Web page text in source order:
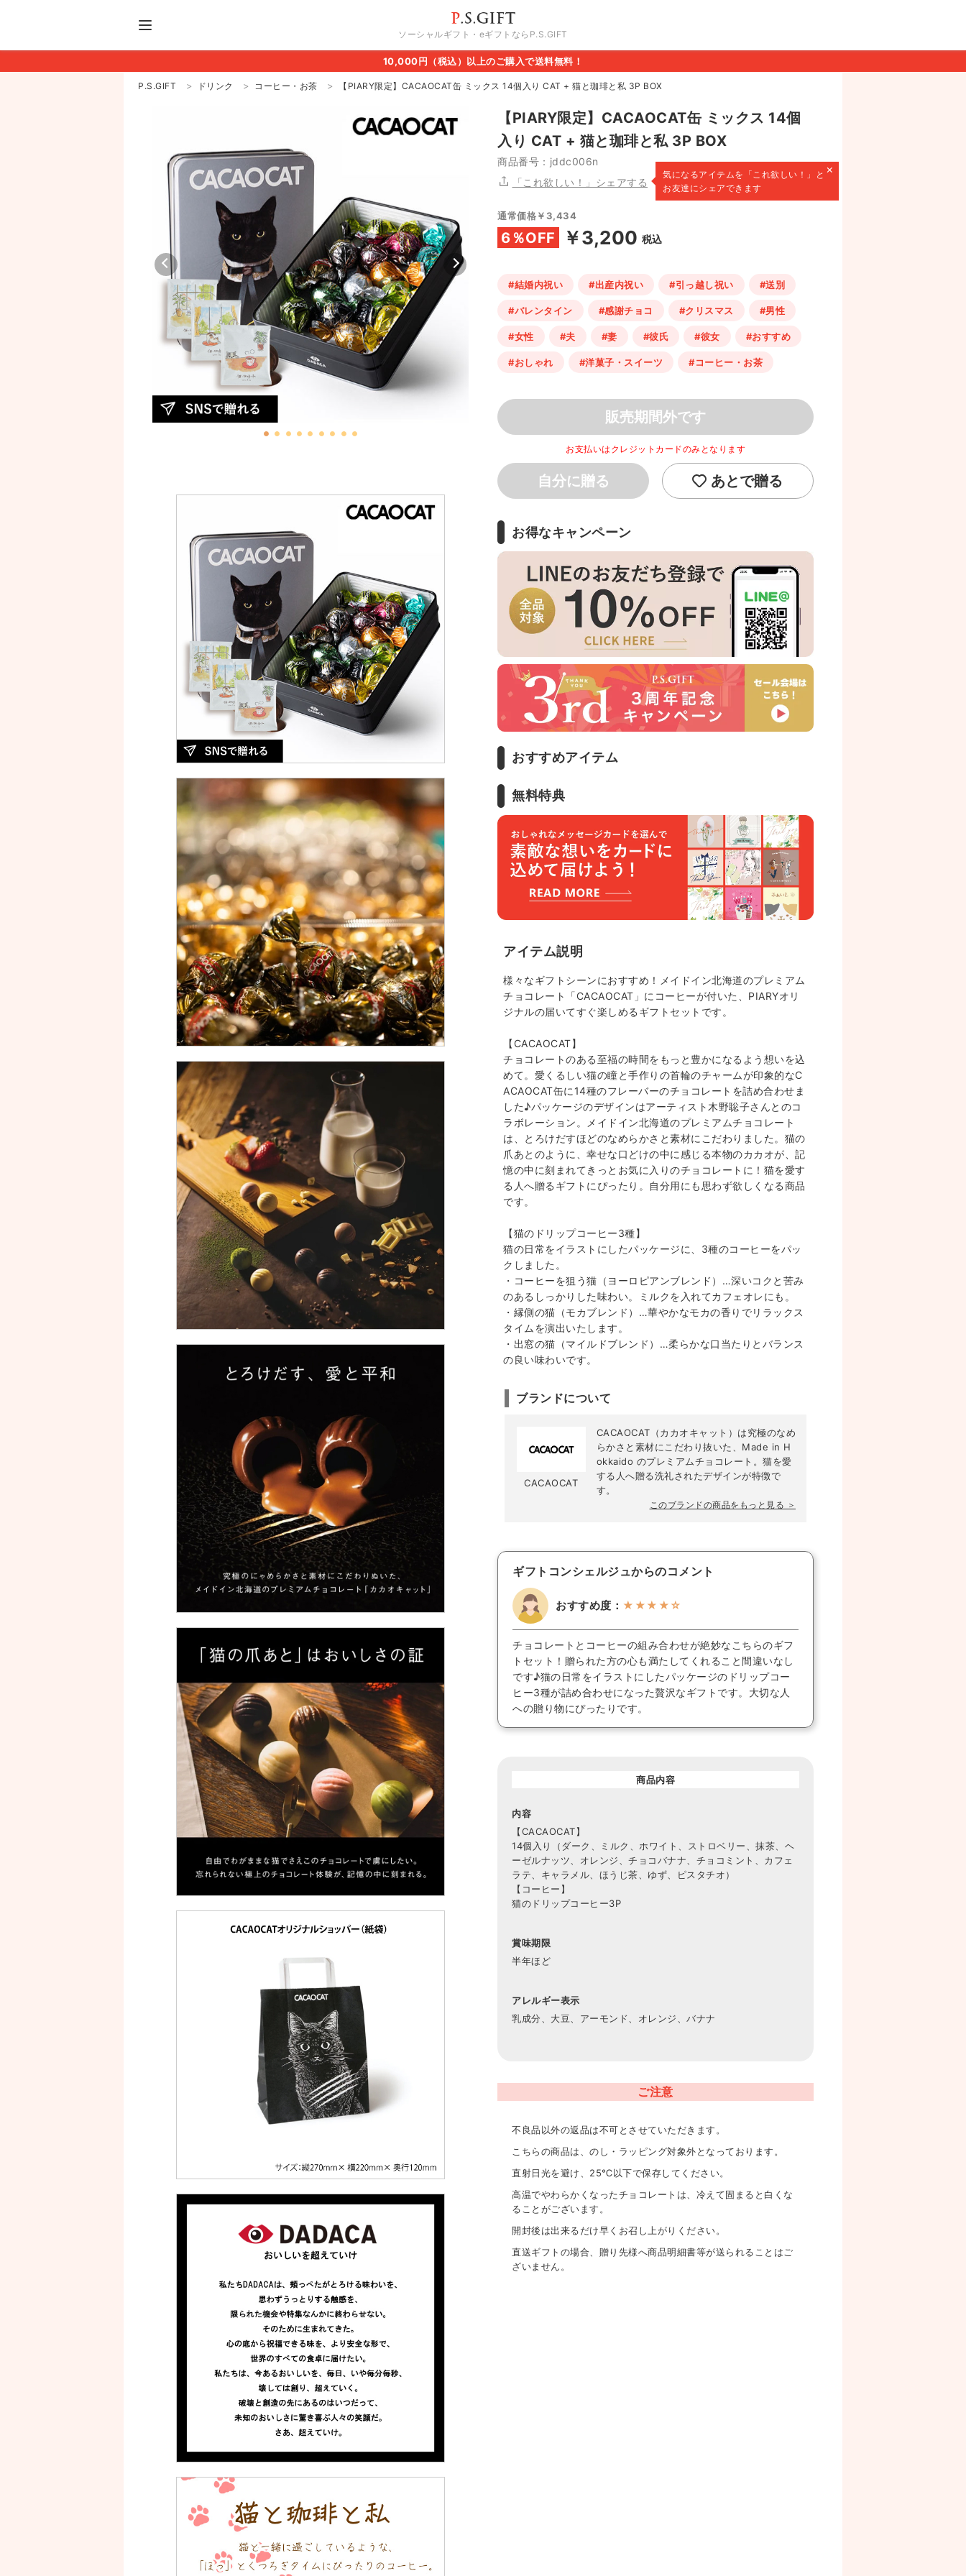
ソーシャルギフト・eギフトならP.S.GIFT
10,000円（税込）以上のご購入で送料無料！
P.S.GIFT ドリンク コーヒー・お茶 【PIARY限定】CACAOCAT缶 ミックス 14個入り CAT + 猫と珈琲と私 3P BOX
【PIARY限定】CACAOCAT缶 ミックス 14個
入り CAT + 猫と珈琲と私 3P BOX
商品番号：jddc006n ×
気になるアイテムを 「これ欲しい！」と
お友達にシェアできます
「これ欲しい！」シェアする
通常価格￥3,434
6％OFF ￥3,200 税込
#結婚内祝い #出産内祝い #引っ越し祝い #送別
#バレンタイン #感謝チョコ #クリスマス #男性
#女性 #夫 #妻 #彼氏 #彼女 #おすすめ
#おしゃれ #洋菓子・スイーツ #コーヒー・お茶
販売期間外です
お支払いはクレジットカードのみとなります
自分に贈る あとで贈る
お得なキャンペーン
おすすめアイテム
無料特典
アイテム説明
様々なギフトシーンにおすすめ！メイドイン北海道のプレミアム
チョコレート「CACAOCAT」にコーヒーが付いた、PIARYオリ
ジナルの届いてすぐ楽しめるギフトセットです。
【CACAOCAT】
チョコレートのある至福の時間をもっと豊かになるよう想いを込
めて。愛くるしい猫の瞳と手作りの首輪のチャームが印象的なC
ACAOCAT缶に14種のフレーバーのチョコレートを詰め合わせま
した♪パッケージのデザインはアーティスト木野聡子さんとのコ
ラボレーション。メイドイン北海道のプレミアムチョコレート
は、とろけだすほどのなめらかさと素材にこだわりました。猫の
爪あとのように、幸せな口どけの中に感じる本物のカカオが、記
憶の中に刻まれてきっとお気に入りのチョコレートに！猫を愛す
る人へ贈るギフトにぴったり。自分用にも思わず欲しくなる商品
です。
【猫のドリップコーヒー3種】
猫の日常をイラストにしたパッケージに、3種のコーヒーをパッ
クしました。
・コーヒーを狙う猫（ヨーロピアンブレンド）…深いコクと苦み
のあるしっかりした味わい。ミルクを入れてカフェオレにも。
・縁側の猫（モカブレンド）…華やかなモカの香りでリラックス
タイムを演出いたします。
・出窓の猫（マイルドブレンド）…柔らかな口当たりとバランス
の良い味わいです。
ブランドについて
CACAOCAT
CACAOCAT（カカオキャット）は究極のなめ
らかさと素材にこだわり抜いた、Made in H
okkaido のプレミアムチョコレート。猫を愛
する人へ贈る洗礼されたデザインが特徴で
す。
このブランドの商品をもっと見る ＞
ギフトコンシェルジュからのコメント
おすすめ度： ★★★★☆
チョコレートとコーヒーの組み合わせが絶妙なこちらのギフ
トセット！贈られた方の心も満たしてくれること間違いなし
です♪猫の日常をイラストにしたパッケージのドリップコー
ヒー3種が詰め合わせになった贅沢なギフトです。大切な人
への贈り物にぴったりです。
商品内容
内容
【CACAOCAT】
14個入り（ダーク、ミルク、ホワイト、ストロベリー、抹茶、ヘ
ーゼルナッツ、オレンジ、チョコバナナ、チョコミント、カフェ
ラテ、キャラメル、ほうじ茶、ゆず、ピスタチオ）
【コーヒー】
猫のドリップコーヒー3P
賞味期限
半年ほど
アレルギー表示
乳成分、大豆、アーモンド、オレンジ、バナナ
ご注意
不良品以外の返品は不可とさせていただきます。
こちらの商品は、のし・ラッピング対象外となっております。
直射日光を避け、25℃以下で保存してください。
高温でやわらかくなったチョコレートは、冷えて固まると白くな
ることがございます。
開封後は出来るだけ早くお召し上がりください。
直送ギフトの場合、贈り先様へ商品明細書等が送られることはご
ざいません。